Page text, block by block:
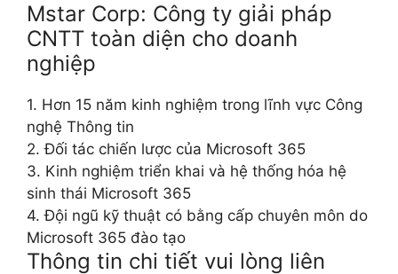
Mstar Corp: Công ty giải pháp
CNTT toàn diện cho doanh
nghiệp
1. Hơn 15 năm kinh nghiệm trong lĩnh vực Công
nghệ Thông tin
2. Đối tác chiến lược của Microsoft 365
3. Kinh nghiệm triển khai và hệ thống hóa hệ
sinh thái Microsoft 365
4. Đội ngũ kỹ thuật có bằng cấp chuyên môn do
Microsoft 365 đào tạo
Thông tin chi tiết vui lòng liên